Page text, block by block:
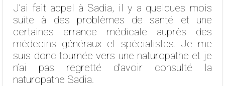
J’ai fait appel à Sadia, il y a quelques mois
suite à des problèmes de santé et une
certaines errance médicale auprès des
médecins généraux et spécialistes. Je me
suis donc tournée vers une naturopathe et je
n’ai pas regretté d’avoir consulté la
naturopathe Sadia.